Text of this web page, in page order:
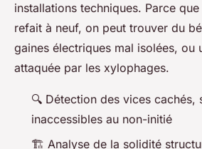
installations techniques. Parce
refait à neuf, on peut trouver du
gaines électriques mal isolées, ou
attaquée par les xylophages.
🔍 Détection des vices cachés,
inaccessibles au non-initié
🏗️ Analyse de la solidité